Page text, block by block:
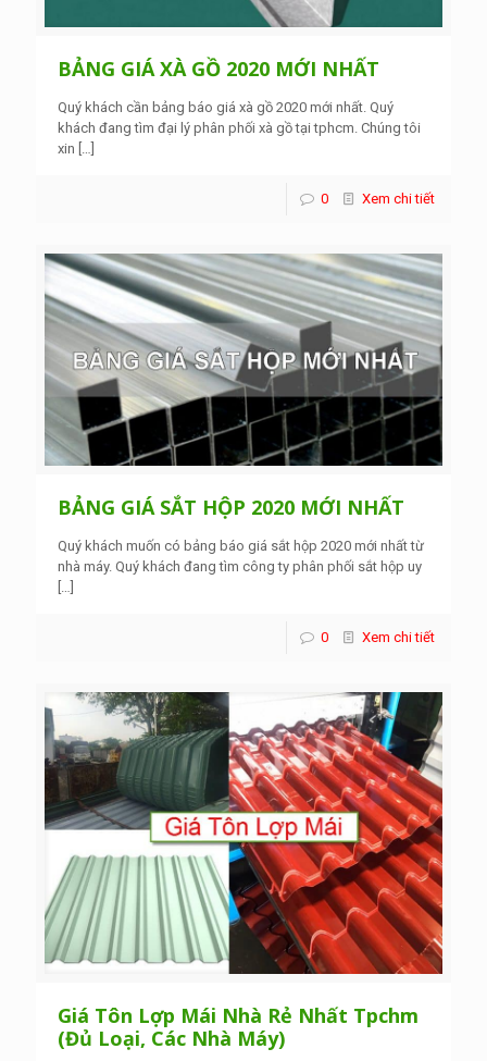
BẢNG GIÁ XÀ GỒ 2020 MỚI NHẤT
Quý khách cần bảng báo giá xà gồ 2020 mới nhất. Quý
khách đang tìm đại lý phân phối xà gồ tại tphcm. Chúng tôi
xin
0 Xem chi tiết
BẢNG GIÁ SẮT HỘP 2020 MỚI NHẤT
Quý khách muốn có bảng báo giá sắt hộp 2020 mới nhất từ
nhà máy. Quý khách đang tìm công ty phân phối sắt hộp uy
[…]
0 Xem chi tiết
Giá Tôn Lợp Mái Nhà Rẻ Nhất Tpchm
(Đủ Loại, Các Nhà Máy)